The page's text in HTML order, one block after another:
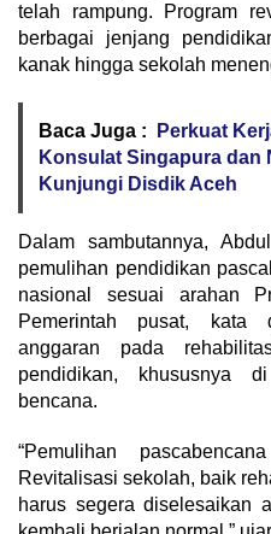
telah rampung. Program
berbagai jenjang
kanak hingga sekolah
Baca Juga :
Perkuat
Konsulat Singapura dan
Kunjungi Disdik Aceh
Dalam sambutannya,
pemulihan pendidikan
nasional sesuai arahan
Pemerintah pusat, kata
anggaran pada
pendidikan, khususnya
bencana.
“Pemulihan
Revitalisasi sekolah, baik
harus segera diselesaikan